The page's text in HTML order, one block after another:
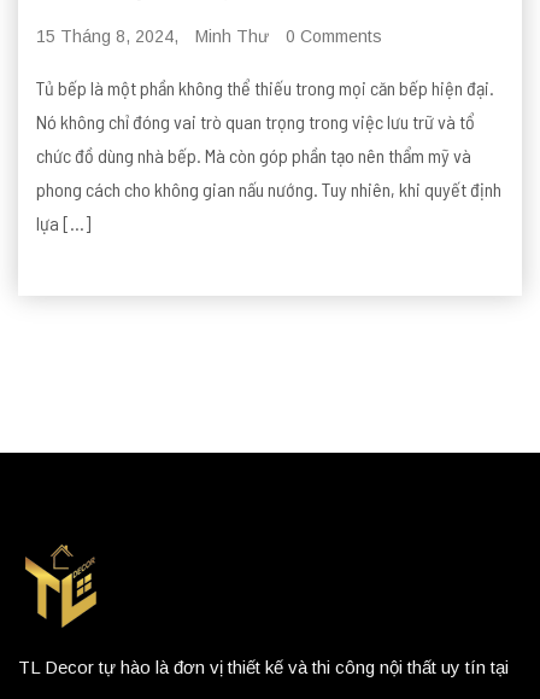
15 Tháng 8, 2024, Minh Thư 0 Comments
Tủ bếp là một phần không thể thiếu trong mọi căn bếp hiện đại.
Nó không chỉ đóng vai trò quan trọng trong việc lưu trữ và tổ
chức đồ dùng nhà bếp. Mà còn góp phần tạo nên thẩm mỹ và
phong cách cho không gian nấu nướng. Tuy nhiên, khi quyết định
lựa […]
TL Decor tự hào là đơn vị thiết kế và thi công nội thất uy tín tại